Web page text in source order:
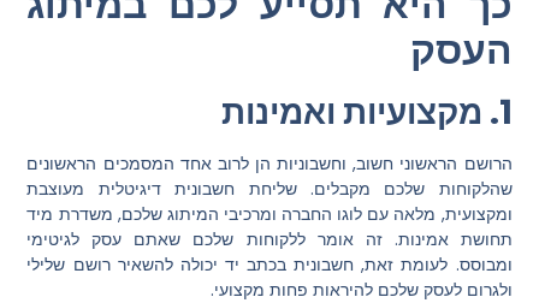
העסק
1. מקצועיות ואמינות
הרושם הראשוני חשוב, וחשבוניות הן לרוב אחד המסמכים הראשונים
שהלקוחות שלכם מקבלים. שליחת חשבונית דיגיטלית מעוצבת
ומקצועית, מלאה עם לוגו החברה ומרכיבי המיתוג שלכם, משדרת מיד
תחושת אמינות. זה אומר ללקוחות שלכם שאתם עסק לגיטימי
ומבוסס. לעומת זאת, חשבונית בכתב יד יכולה להשאיר רושם שלילי
ולגרום לעסק שלכם להיראות פחות מקצועי.